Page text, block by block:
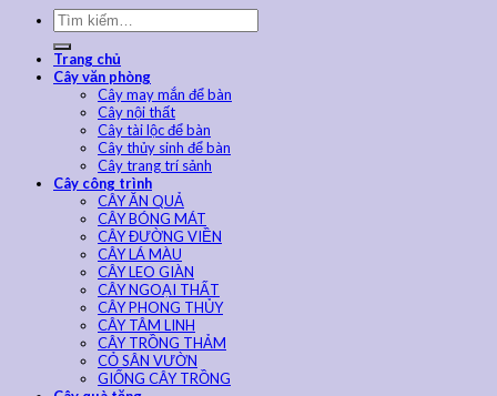
Trang chủ
Cây văn phòng
Cây may mắn để bàn
Cây nội thất
Cây tài lộc để bàn
Cây thủy sinh để bàn
Cây trang trí sảnh
Cây công trình
CÂY ĂN QUẢ
CÂY BÓNG MÁT
CÂY ĐƯỜNG VIỀN
CÂY LÁ MÀU
CÂY LEO GIÀN
CÂY NGOẠI THẤT
CÂY PHONG THỦY
CÂY TÂM LINH
CÂY TRỒNG THẢM
CỎ SÂN VƯỜN
GIỐNG CÂY TRỒNG